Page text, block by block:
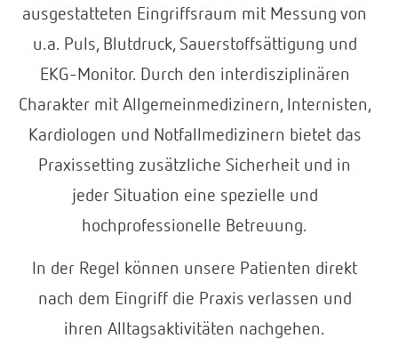
ausgestatteten Eingriffsraum mit Messung von
u.a. Puls, Blutdruck, Sauerstoffsättigung und
EKG-Monitor. Durch den interdisziplinären
Charakter mit Allgemeinmedizinern, Internisten,
Kardiologen und Notfallmedizinern bietet das
Praxissetting zusätzliche Sicherheit und in
jeder Situation eine spezielle und
hochprofessionelle Betreuung.
In der Regel können unsere Patienten direkt
nach dem Eingriff die Praxis verlassen und
ihren Alltagsaktivitäten nachgehen.